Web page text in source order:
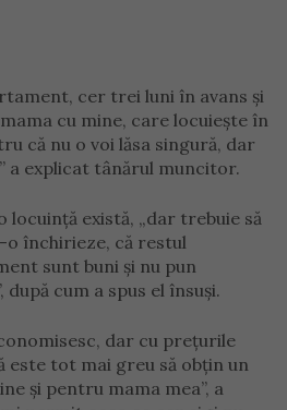
cer trei luni în avans și
cu mine, care locuiește în
că nu o voi lăsa singură, dar
a explicat tânărul muncitor.
locuință există, „dar trebuie să
o închirieze, că restul
sunt buni și nu pun
după cum a spus el însuși.
dar cu prețurile
este tot mai greu să obțin un
și pentru mama mea”, a